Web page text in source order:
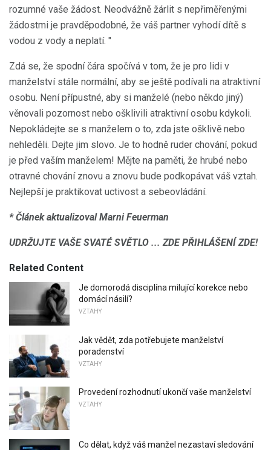
rozumné vaše žádost. Neodvážně žárlit s nepřiměřenými
žádostmi je pravděpodobné, že váš partner vyhodí dítě s
vodou z vody a neplatí. "
Zdá se, že spodní čára spočívá v tom, že je pro lidi v
manželství stále normální, aby se ještě podívali na atraktivní
osobu. Není přípustné, aby si manželé (nebo někdo jiný)
věnovali pozornost nebo ošklivili atraktivní osobu kdykoli.
Nepokládejte se s manželem o to, zda jste ošklivě nebo
nehleděli. Dejte jim slovo. Je to hodně ruder chování, pokud
je před vaším manželem! Mějte na paměti, že hrubé nebo
otravné chování znovu a znovu bude podkopávat váš vztah.
Nejlepší je praktikovat uctivost a sebeovládání.
* Článek aktualizoval Marni Feuerman
UDRŽUJTE VAŠE SVATÉ SVĚTLO ... ZDE PŘIHLÁŠENÍ ZDE!
Related Content
Je domorodá disciplína milující korekce nebo
domácí násilí?
VZTAHY
Jak vědět, zda potřebujete manželství
poradenství
VZTAHY
Provedení rozhodnutí ukončí vaše manželství
VZTAHY
Co dělat, když váš manžel nezastaví sledování